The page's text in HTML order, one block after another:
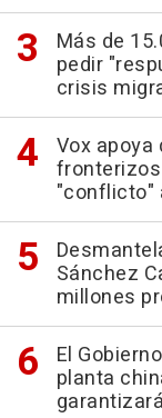
Más de
pedir
crisis
Vox
"conflicto"
Sánchez
millones
El
planta